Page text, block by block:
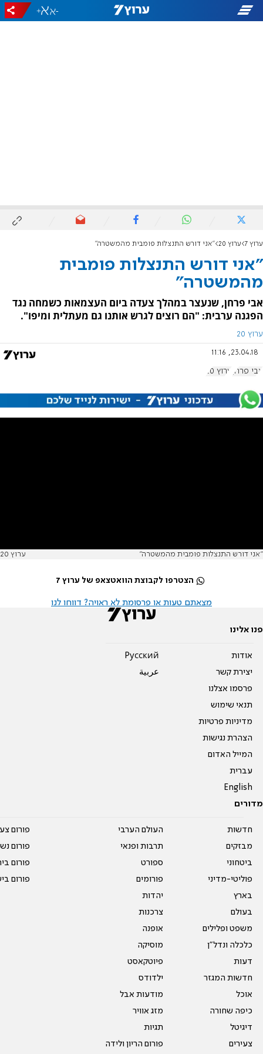
-
+
ערוץ 7 ערוץ 20 "אני דורש התנצלות פומבית מהמשטרה"
"אני דורש התנצלות פומבית
מהמשטרה"
אבי פרחן, שנעצר במהלך צעדה ביום העצמאות כשמחה נגד
הפגנה ערבית: "הם רוצים לגרש אותנו גם מעתלית ומיפו".
ערוץ 20
23.04.18, 11:16
אבי פרחן ערוץ 20
"אני דורש התנצלות פומבית מהמשטרה" ערוץ 20
הצטרפו לקבוצת הוואטצאפ של ערוץ 7
מצאתם טעות או פרסומת לא ראויה? דווחו לנו
פנו אלינו
אודות
יצירת קשר
פרסמו אצלנו
תנאי שימוש
מדיניות פרטיות
הצהרת נגישות
המייל האדום
עברית
English
Pусский
عربية
מדורים
חדשות
מבזקים
ביטחוני
פוליטי-מדיני
בארץ
בעולם
משפט ופלילים
כלכלה ונדל"ן
דעות
חדשות המגזר
אוכל
כיפה שחורה
דיגיטל
צעירים
העולם הערבי
תרבות ופנאי
ספורט
פורומים
יהדות
צרכנות
אופנה
מוסיקה
פיוטקאסט
ילדודס
מודעות אבל
מזג אוויר
תגיות
פורום הריון ולידה
פורום
פורום
פורום
פורום